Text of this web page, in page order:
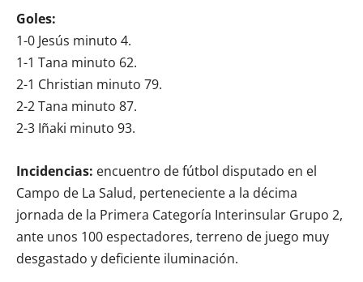
Goles:
1-0 Jesús minuto 4.
1-1 Tana minuto 62.
2-1 Christian minuto 79.
2-2 Tana minuto 87.
2-3 Iñaki minuto 93.
Incidencias: encuentro de fútbol disputado en el
Campo de La Salud, perteneciente a la décima
jornada de la Primera Categoría Interinsular Grupo 2,
ante unos 100 espectadores, terreno de juego muy
desgastado y deficiente iluminación.